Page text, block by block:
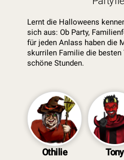
Lernt die Halloweens
sich aus: Ob Party,
für jeden Anlass haben die
skurrilen Familie die
schöne Stunden.
Othilie Tony